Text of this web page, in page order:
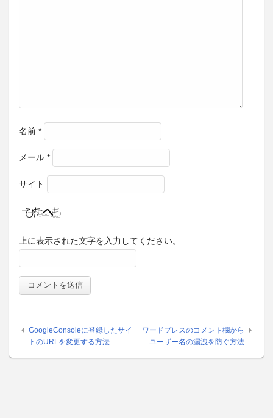
名前 *
メール *
サイト
上に表示された文字を入力してください。
GoogleConsoleに登録したサイ
トのURLを変更する方法
ワードプレスのコメント欄から
ユーザー名の漏洩を防ぐ方法